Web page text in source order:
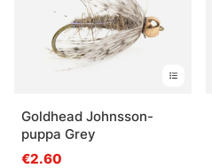
Goldhead Johnsson-
puppa Grey
€2.60